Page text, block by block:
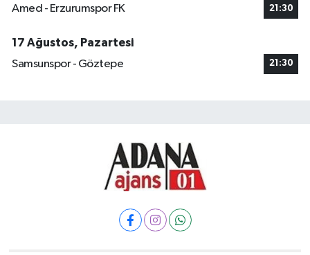
Amed - Erzurumspor FK 21:30
17 Ağustos, Pazartesi
Samsunspor - Göztepe
21:30